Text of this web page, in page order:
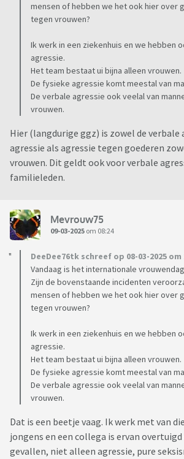
mensen of hebben we het ook hier over
tegen vrouwen?
Ik werk in een ziekenhuis en we hebben
agressie.
Het team bestaat ui bijna alleen vrouwen.
De fysieke agressie komt meestal van
De verbale agressie ook veelal van
vrouwen.
Hier (langdurige ggz) is zowel de verbale
agressie als agressie tegen goederen
vrouwen. Dit geldt ook voor verbale
familieleden.
Mevrouw75
09-03-2025 om 08:24
DeeDee76tk schreef op 08-03-2025 om
Vandaag is het internationale
Zijn de bovenstaande incidenten
mensen of hebben we het ook hier over
tegen vrouwen?
Ik werk in een ziekenhuis en we hebben
agressie.
Het team bestaat ui bijna alleen vrouwen.
De fysieke agressie komt meestal van
De verbale agressie ook veelal van
vrouwen.
Dat is een beetje vaag. Ik werk met van
jongens en een collega is ervan
gevallen, niet alleen agressie, pure